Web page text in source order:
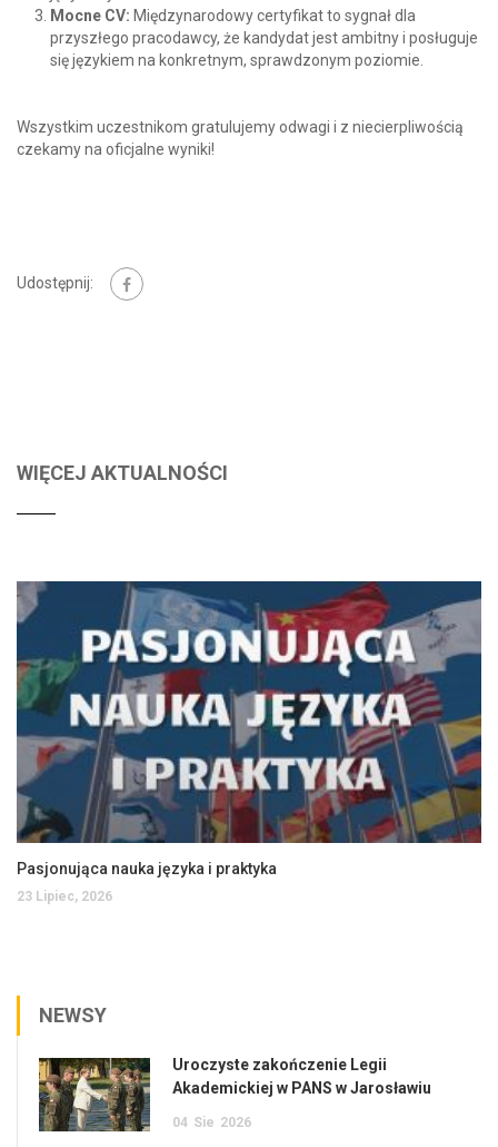
Mocne CV: Międzynarodowy certyfikat to sygnał dla
przyszłego pracodawcy, że kandydat jest ambitny i posługuje
się językiem na konkretnym, sprawdzonym poziomie.
Wszystkim uczestnikom gratulujemy odwagi i z niecierpliwością
czekamy na oficjalne wyniki!
Udostępnij:
WIĘCEJ AKTUALNOŚCI
Pasjonująca nauka języka i praktyka
23 Lipiec, 2026
NEWSY
Uroczyste zakończenie Legii
Akademickiej w PANS w Jarosławiu
04 Sie 2026